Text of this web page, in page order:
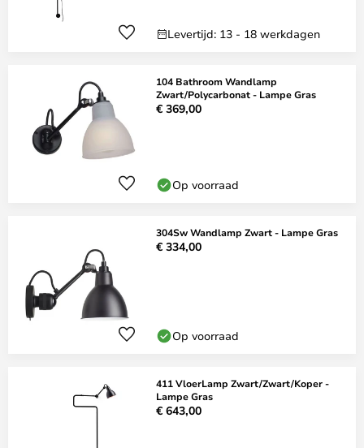
Levertijd: 13 - 18 werkdagen
104 Bathroom Wandlamp
Zwart/Polycarbonat - Lampe Gras
€ 369,00
Op voorraad
304Sw Wandlamp Zwart - Lampe Gras
€ 334,00
Op voorraad
411 VloerLamp Zwart/Zwart/Koper -
Lampe Gras
€ 643,00